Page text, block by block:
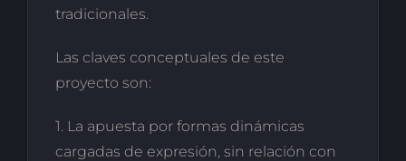
tradicionales.
Las claves conceptuales de este
proyecto son:
1. La apuesta por formas dinámicas
cargadas de expresión, sin relación con